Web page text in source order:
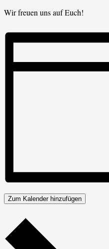
Wir freuen uns auf Euch!
Zum Kalender hinzufügen